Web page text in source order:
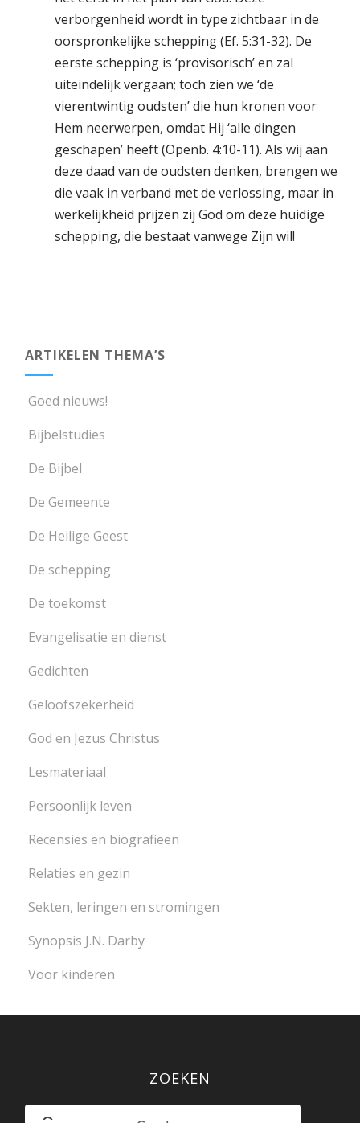
verborgenheid wordt in type zichtbaar in de
oorspronkelijke schepping (Ef. 5:31-32). De
eerste schepping is ‘provisorisch’ en zal
uiteindelijk vergaan; toch zien we ‘de
vierentwintig oudsten’ die hun kronen voor
Hem neerwerpen, omdat Hij ‘alle dingen
geschapen’ heeft (Openb. 4:10-11). Als wij aan
deze daad van de oudsten denken, brengen we
die vaak in verband met de verlossing, maar in
werkelijkheid prijzen zij God om deze huidige
schepping, die bestaat vanwege Zijn wil!
ARTIKELEN THEMA’S
Goed nieuws!
Bijbelstudies
De Bijbel
De Gemeente
De Heilige Geest
De schepping
De toekomst
Evangelisatie en dienst
Gedichten
Geloofszekerheid
God en Jezus Christus
Lesmateriaal
Persoonlijk leven
Recensies en biografieën
Relaties en gezin
Sekten, leringen en stromingen
Synopsis J.N. Darby
Voor kinderen
ZOEKEN